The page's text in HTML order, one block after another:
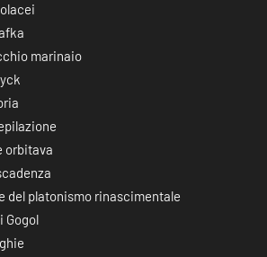
marinaio
orbitava
del platonismo rinascimentale
Gogol